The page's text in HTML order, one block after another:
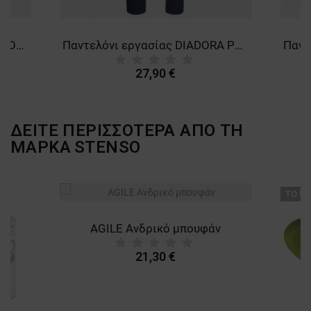
Πανελόνι εργασίας DIADORA COTTON SMART 2.0 STEEL GREY Παντελόνι εργασίας DIADORA POLY STRETCH SMART 2.0 NAVY
27,90 €
ΔΕΙΤΕ ΠΕΡΙΣΣΟΤΕΡΑ ΑΠΟ ΤΗ
ΜΑΡΚΑ STENSO
AGILE Ανδρικό μπουφάν
21,30 €